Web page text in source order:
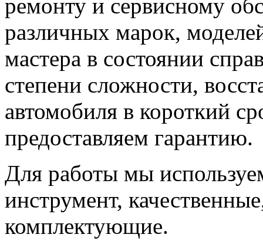
ремонту и сервисному
различных марок,
мастера в состоянии
степени сложности,
автомобиля в короткий
предоставляем гарантию.
Для работы мы
инструмент,
комплектующие.